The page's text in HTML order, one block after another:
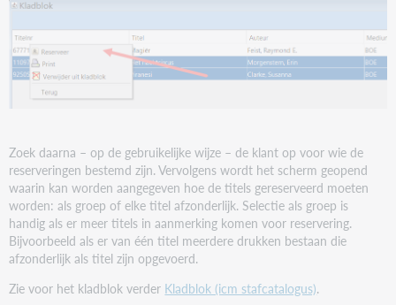
Zoek daarna – op de gebruikelijke wijze – de klant op voor wie de
reserveringen bestemd zijn. Vervolgens wordt het scherm geopend
waarin kan worden aangegeven hoe de titels gereserveerd moeten
worden: als groep of elke titel afzonderlijk. Selectie als groep is
handig als er meer titels in aanmerking komen voor reservering.
Bijvoorbeeld als er van één titel meerdere drukken bestaan die
afzonderlijk als titel zijn opgevoerd.
Zie voor het kladblok verder Kladblok (icm stafcatalogus).